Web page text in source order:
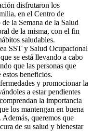
disfrutaron los
en el Centro de
la Semana de la Salud
de la misma, con el fin
saludables.
SST y Salud Ocupacional
se está llevando a cabo
que las personas que
beneficios.
y promocionar la
a estar pendientes
la importancia
los mantengan en buena
queremos que
de su salud y bienestar